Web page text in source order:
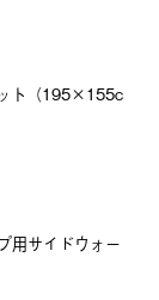
ト（195×155c
用サイドウォー